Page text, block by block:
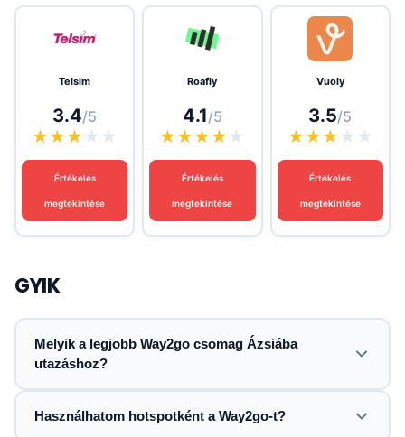
Telsim
3.4/5
★★★ ★ ★
Értékelés
megtekintése
Roafly
4.1/5
★★★★ ★
Értékelés
megtekintése
Vuoly
3.5/5
★★★ ★ ★
Értékelés
megtekintése
GYIK
Melyik a legjobb Way2go csomag Ázsiába
utazáshoz?
Használhatom hotspotként a Way2go-t?